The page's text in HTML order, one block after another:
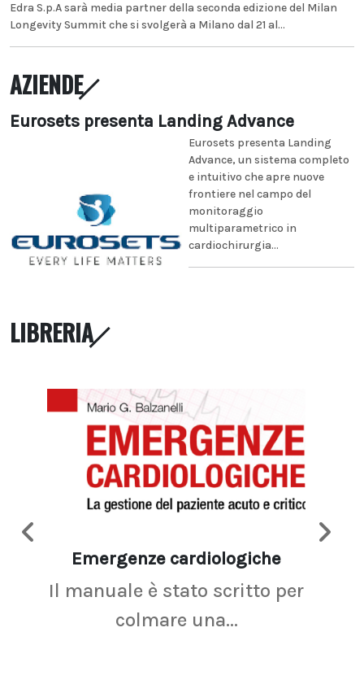
Edra S.p.A sarà media partner della seconda edizione del Milan
Longevity Summit che si svolgerà a Milano dal 21 al...
AZIENDE
Eurosets presenta Landing Advance
Eurosets presenta Landing
Advance, un sistema completo
e intuitivo che apre nuove
frontiere nel campo del
monitoraggio
multiparametrico in
cardiochirurgia...
LIBRERIA
Emergenze cardiologiche
Il manuale è stato scritto per
colmare una...